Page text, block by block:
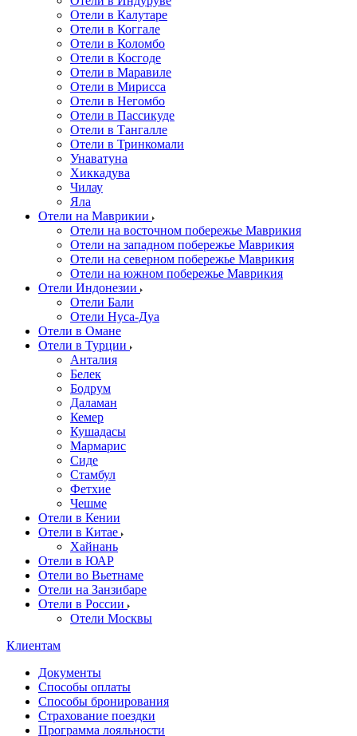
Отели в Калутаре
Отели в Коггале
Отели в Коломбо
Отели в Косгоде
Отели в Маравиле
Отели в Мирисса
Отели в Негомбо
Отели в Пассикуде
Отели в Тангалле
Отели в Тринкомали
Унаватуна
Хиккадува
Чилау
Яла
Отели на Маврикии
Отели на восточном побережье Маврикия
Отели на западном побережье Маврикия
Отели на северном побережье Маврикия
Отели на южном побережье Маврикия
Отели Индонезии
Отели Бали
Отели Нуса-Дуа
Отели в Омане
Отели в Турции
Анталия
Белек
Бодрум
Даламан
Кемер
Кушадасы
Мармарис
Сиде
Стамбул
Фетхие
Чешме
Отели в Кении
Отели в Китае
Хайнань
Отели в ЮАР
Отели во Вьетнаме
Отели на Занзибаре
Отели в России
Отели Москвы
Клиентам
Документы
Способы оплаты
Способы бронирования
Страхование поездки
Программа лояльности